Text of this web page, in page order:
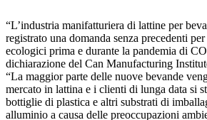
“L’industria manifatturiera di lattine per
registrato una domanda senza precedenti
ecologici prima e durante la pandemia di
dichiarazione del Can Manufacturing
“La maggior parte delle nuove bevande
mercato in lattina e i clienti di lunga data si
bottiglie di plastica e altri substrati di
alluminio a causa delle preoccupazioni